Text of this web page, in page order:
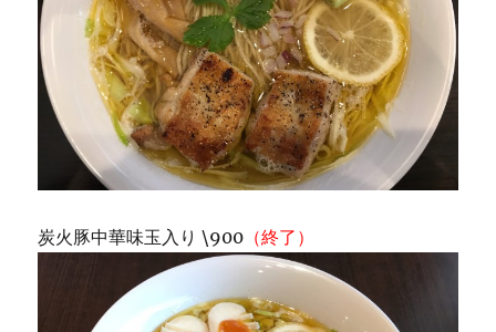
炭火豚中華味玉入り \900 （終了）